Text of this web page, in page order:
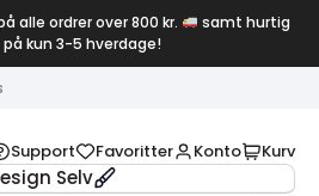
alle ordrer over 800 kr.
samt hurtig
kun 3-5 hverdage!
Support Favoritter Konto Kurv
Selv